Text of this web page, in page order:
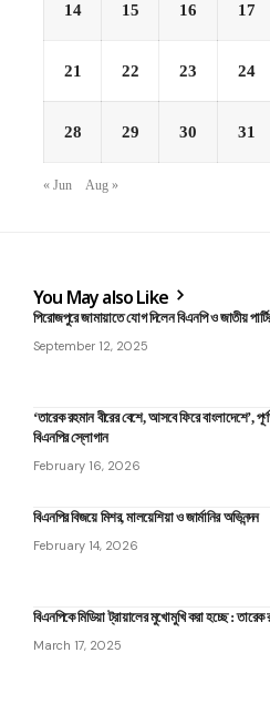
14 15 16 17
21 22 23 24
28 29 30 31
« Jun Aug »
You May also Like
পিরোজপুরে জামায়াতে যোগ দিলেন বিএনপি ও জাতীয়
September 12, 2025
‘তারেক রহমান বীরের বেশে, আসবে ফিরে বাংলাদেশে’,
বিএনপির স্লোগান
February 16, 2026
বিএনপির বিজয়ে মিশর, মালয়েশিয়া ও জার্মানির অভিনন্দন
February 14, 2026
বিএনপিকে মিডিয়া ট্রায়ালের মুখোমুখি করা হচ্ছে : তারেক
March 17, 2025